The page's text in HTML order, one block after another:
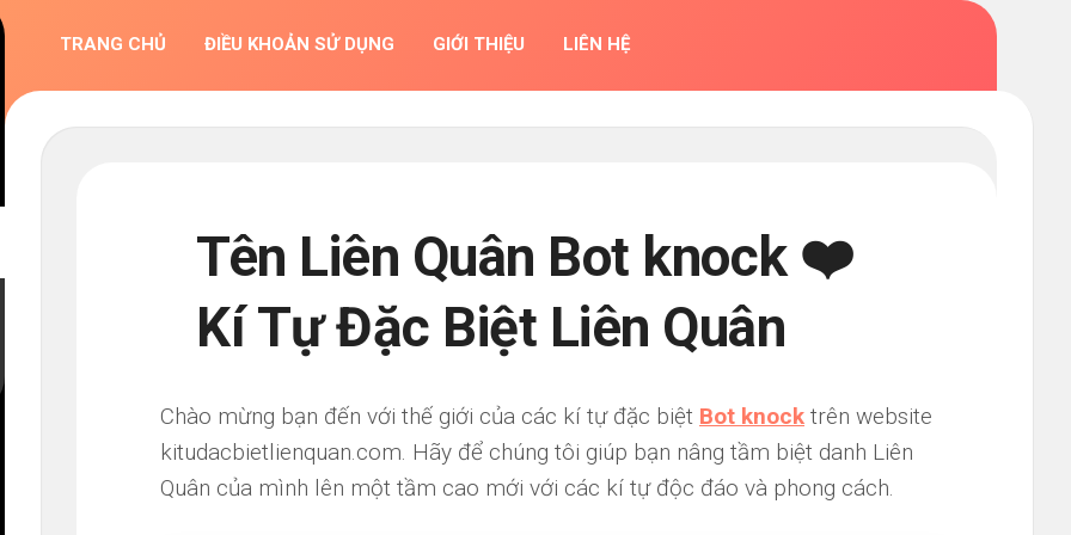
TRANG CHỦ ĐIỀU KHOẢN SỬ DỤNG GIỚI THIỆU LIÊN HỆ
Tên Liên Quân Bot knock ❤️
Kí Tự Đặc Biệt Liên Quân
Chào mừng bạn đến với thế giới của các kí tự đặc biệt Bot knock trên website
kitudacbietlienquan.com. Hãy để chúng tôi giúp bạn nâng tầm biệt danh Liên
Quân của mình lên một tầm cao mới với các kí tự độc đáo và phong cách.